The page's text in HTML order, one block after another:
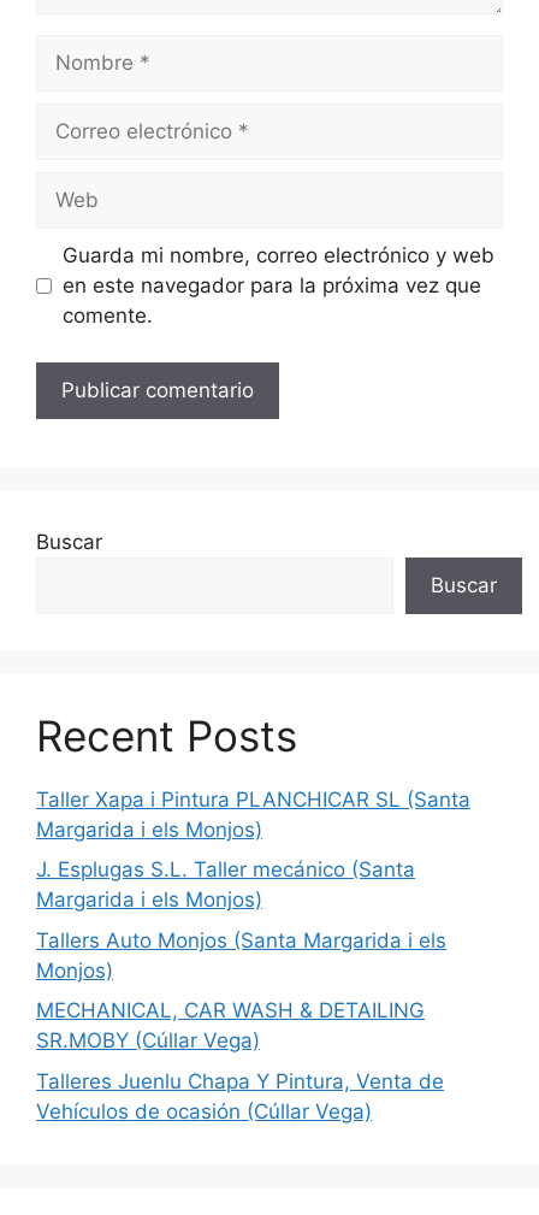
Nombre
Correo
Web
Guarda mi nombre, correo electrónico y web
en este navegador para la próxima vez que
comente.
Buscar
Buscar
Recent Posts
Taller Xapa i Pintura PLANCHICAR SL (Santa
Margarida i els Monjos)
J. Esplugas S.L. Taller mecánico (Santa
Margarida i els Monjos)
Tallers Auto Monjos (Santa Margarida i els
Monjos)
MECHANICAL, CAR WASH & DETAILING
SR.MOBY (Cúllar Vega)
Talleres Juenlu Chapa Y Pintura, Venta de
Vehículos de ocasión (Cúllar Vega)